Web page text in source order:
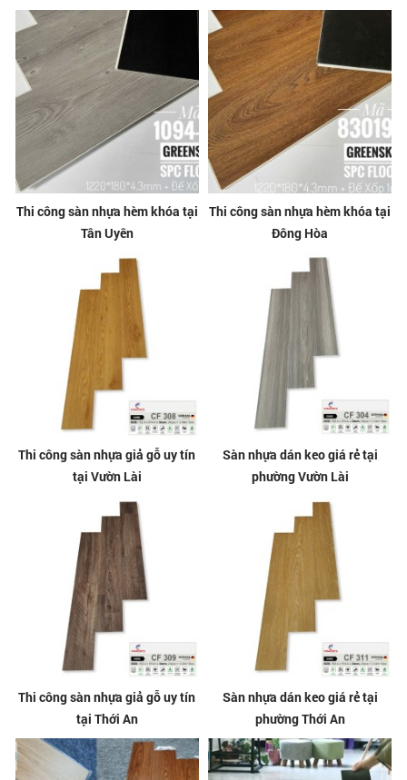
Thi công sàn nhựa hèm khóa tại
Tân Uyên
Thi công sàn nhựa hèm khóa tại
Đông Hòa
Thi công sàn nhựa giả gỗ uy tín
tại Vườn Lài
Sàn nhựa dán keo giá rẻ tại
phường Vườn Lài
Thi công sàn nhựa giả gỗ uy tín
tại Thới An
Sàn nhựa dán keo giá rẻ tại
phường Thới An